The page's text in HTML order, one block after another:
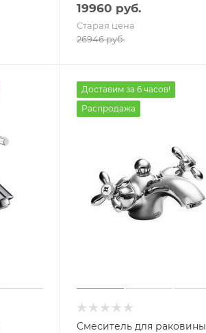
19960 руб.
Старая цена
26946руб.
Доставим за 6 часов!
Распродажа
Смеситель для раковины